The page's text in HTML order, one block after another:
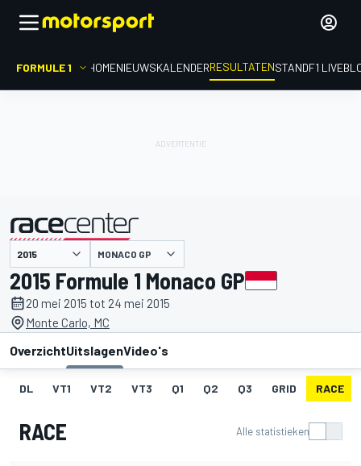
FORMULE 1 HOMENIEUWSKALENDERRESULTATENSTANDF1
gepresenteerd door MONACO GP
2015 Formule 1 Monaco GP
20 mei 2015 tot 24 mei 2015
Monte Carlo, MC
OverzichtUitslagenVideo's
DL VT1 VT2 VT3 Q1 Q2 Q3 GRID RACE
RACE Alle statistieken